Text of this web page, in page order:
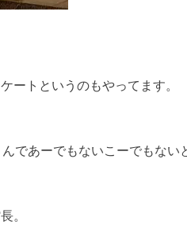
ートというのもやってます。
であーでもないこーでもない
。